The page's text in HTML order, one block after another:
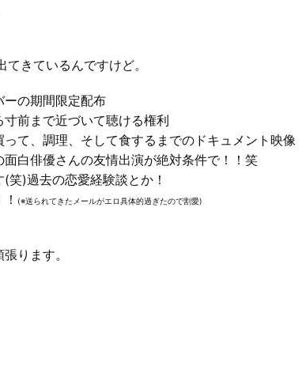
てきているんですけど。
ーの期間限定配布
寸前まで近づいて聴ける権利
て、調理、そして食するまでのドキュメント映像
白俳優さんの友情出演が絶対条件で！！笑
笑)過去の恋愛経験談とか！
(※送られてきたメールがエロ具体的過ぎたので割愛)
ります。